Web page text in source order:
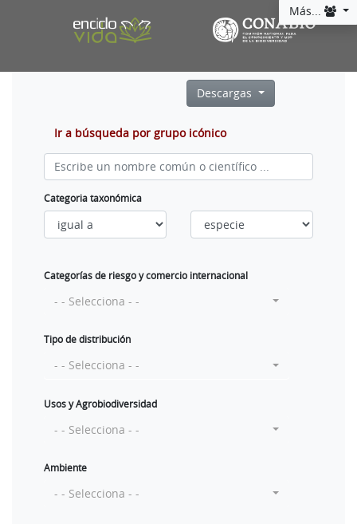
Más...
Descargas
Ir a búsqueda por grupo icónico
Categoria taxonómica
Categorías de riesgo y comercio internacional
- - Selecciona - -
Tipo de distribución
- - Selecciona - -
Usos y Agrobiodiversidad
- - Selecciona - -
Ambiente
- - Selecciona - -